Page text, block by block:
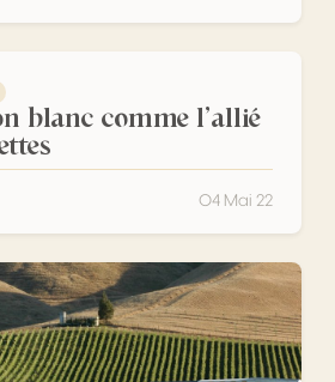
blanc comme l’allié
04 Mai 22
le marché mondial du sauvignon